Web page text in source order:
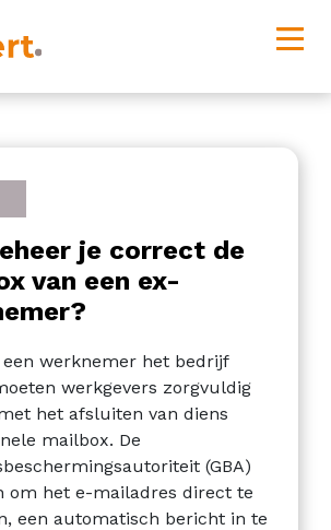
je correct de
van een ex-
een werknemer het bedrijf
werkgevers zorgvuldig
het afsluiten van diens
mailbox. De
(GBA)
om het e-mailadres direct te
een automatisch bericht in te